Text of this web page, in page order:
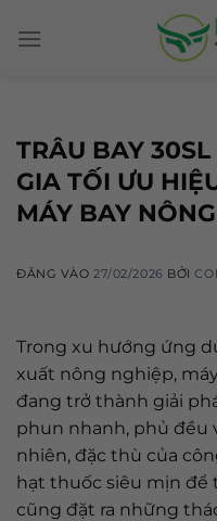
TRÂU BAY
GIA TỐI ƯU
MÁY BAY
ĐĂNG VÀO27/02/2026 BỞI
Trong xu hướng ứng
xuất nông nghiệp,
đang trở thành giải
phun nhanh, phủ đều
nhiên, đặc thù của
hạt thuốc siêu mịn để
cũng đặt ra những